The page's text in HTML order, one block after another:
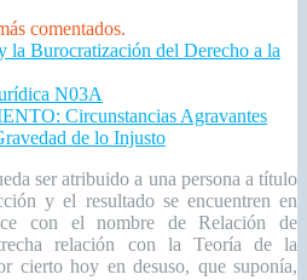
comentados.
la Burocratización del Derecho a la
N03A
Circunstancias Agravantes
de lo Injusto
ser atribuido a una persona a título
y el resultado se encuentren en
con el nombre de Relación de
relación con la Teoría de la
cierto hoy en desuso, que suponía,